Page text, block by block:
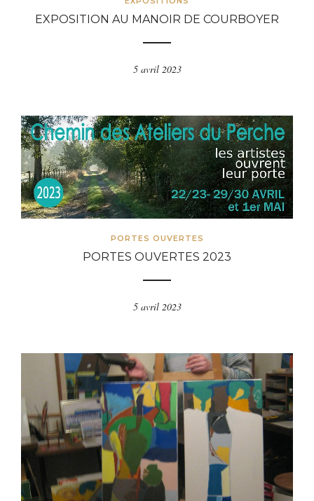
EXPOSITION AU MANOIR DE COURBOYER
5 avril 2023
PORTES OUVERTES
PORTES OUVERTES 2023
5 avril 2023